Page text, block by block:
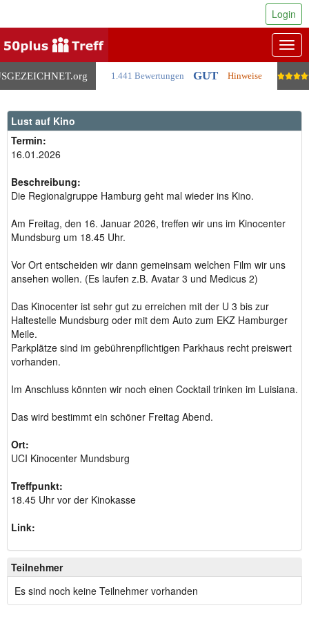
.org 1.441 Bewertungen GUT Hinweise
Login
Lust auf Kino
Termin:
16.01.2026
Beschreibung:
Die Regionalgruppe Hamburg geht mal wieder ins Kino.
Am Freitag, den 16. Januar 2026, treffen wir uns im Kinocenter
Mundsburg um 18.45 Uhr.
Vor Ort entscheiden wir dann gemeinsam welchen Film wir uns
ansehen wollen. (Es laufen z.B. Avatar 3 und Medicus 2)
Das Kinocenter ist sehr gut zu erreichen mit der U 3 bis zur
Haltestelle Mundsburg oder mit dem Auto zum EKZ Hamburger
Meile.
Parkplätze sind im gebührenpflichtigen Parkhaus recht preiswert
vorhanden.
Im Anschluss könnten wir noch einen Cocktail trinken im Luisiana.
Das wird bestimmt ein schöner Freitag Abend.
Ort:
UCI Kinocenter Mundsburg
Treffpunkt:
18.45 Uhr vor der Kinokasse
Link:
Teilnehmer
Es sind noch keine Teilnehmer vorhanden